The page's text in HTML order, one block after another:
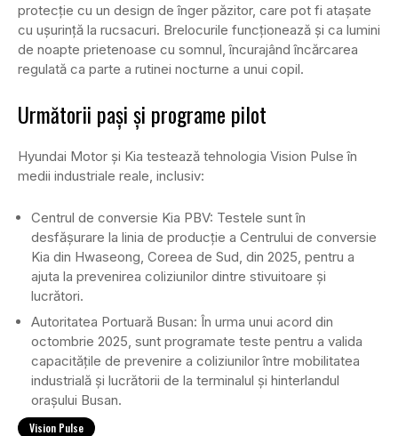
protecție cu un design de înger păzitor, care pot fi atașate
cu ușurință la rucsacuri. Brelocurile funcționează și ca lumini
de noapte prietenoase cu somnul, încurajând încărcarea
regulată ca parte a rutinei nocturne a unui copil.
Următorii pași și programe pilot
Hyundai Motor și Kia testează tehnologia Vision Pulse în
medii industriale reale, inclusiv:
Centrul de conversie Kia PBV: Testele sunt în
desfășurare la linia de producție a Centrului de conversie
Kia din Hwaseong, Coreea de Sud, din 2025, pentru a
ajuta la prevenirea coliziunilor dintre stivuitoare și
lucrători.
Autoritatea Portuară Busan: În urma unui acord din
octombrie 2025, sunt programate teste pentru a valida
capacitățile de prevenire a coliziunilor între mobilitatea
industrială și lucrătorii de la terminalul și hinterlandul
orașului Busan.
Vision Pulse